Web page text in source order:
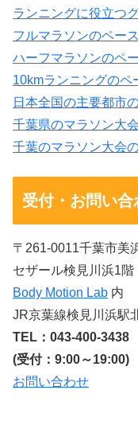
ランニングに役立つ
フルマラソンのペー
ハーフマラソンのペ
10kmランニングのペ
日本全国の主要都市
千葉県のマラソン大会
千葉のマラソン大会
受付・お問い合
〒261-0011千葉市美
セザール検見川浜1階
Body Motion Lab 内
JR京葉線検見川浜駅
TEL：043-400-3438
(受付：9:00～19:00)
お問い合わせ